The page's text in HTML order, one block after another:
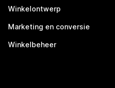
Winkelontwerp
Marketing en conversie
Winkelbeheer